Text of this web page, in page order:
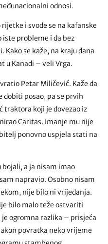
odnosi.
i svode se na kafanske
iste probleme i da bez
Kako se kaže, na kraju dana
u Kanadi – veli Vrga.
Petar Miličević. Kaže da
dobiti posao, pa se prvih
traktora koji je dovezao iz
Caritas. Imanje mu nije
ponovno uspjela stati na
bojali, a ja nisam imao
napravio. Osobno nisam
nije bilo ni vrijeđanja.
bilo malo teže ostvariti
ogromna razlika – prisjeća
povratka neko vrijeme